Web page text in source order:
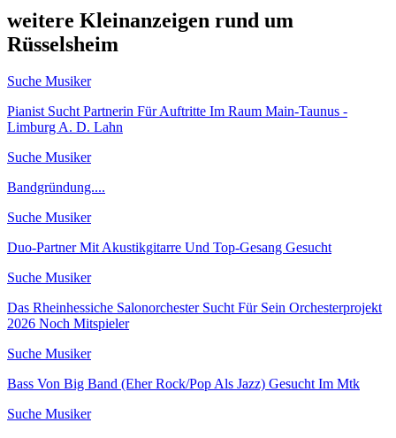
weitere Kleinanzeigen rund um
Rüsselsheim
Suche Musiker
Pianist Sucht Partnerin Für Auftritte Im Raum Main-Taunus -
Limburg A. D. Lahn
Suche Musiker
Bandgründung....
Suche Musiker
Duo-Partner Mit Akustikgitarre Und Top-Gesang Gesucht
Suche Musiker
Das Rheinhessiche Salonorchester Sucht Für Sein Orchesterprojekt
2026 Noch Mitspieler
Suche Musiker
Bass Von Big Band (Eher Rock/Pop Als Jazz) Gesucht Im Mtk
Suche Musiker